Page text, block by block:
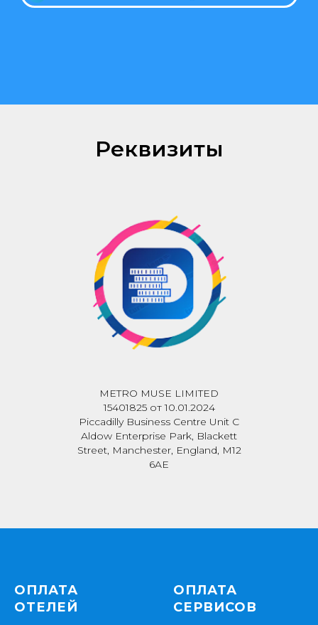
Реквизиты
METRO MUSE LIMITED
15401825 от 10.01.2024
Piccadilly Business Centre Unit C
Aldow Enterprise Park, Blackett
Street, Manchester, England, M12
6AE
ОПЛАТА
ОТЕЛЕЙ
ОПЛАТА
СЕРВИСОВ